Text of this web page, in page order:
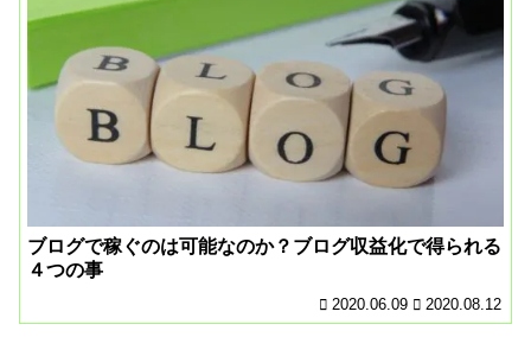
ブログで稼ぐのは可能なのか？ブログ収益化で得られる
４つの事
2020.06.09 2020.08.12